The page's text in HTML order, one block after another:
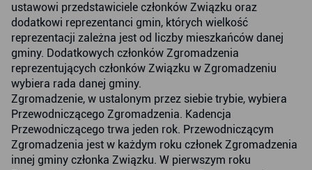
ustawowi przedstawiciele członków Związku oraz
dodatkowi reprezentanci gmin, których wielkość
reprezentacji zależna jest od liczby mieszkańców danej
gminy. Dodatkowych członków Zgromadzenia
reprezentujących członków Związku w Zgromadzeniu
wybiera rada danej gminy.
Zgromadzenie, w ustalonym przez siebie trybie, wybiera
Przewodniczącego Zgromadzenia. Kadencja
Przewodniczącego trwa jeden rok. Przewodniczącym
Zgromadzenia jest w każdym roku członek Zgromadzenia
innej gminy członka Związku. W pierwszym roku